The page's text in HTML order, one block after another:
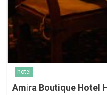
hotel
Amira Boutique Hotel